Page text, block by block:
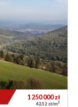
1 250 000zł
42,52 zł/m2